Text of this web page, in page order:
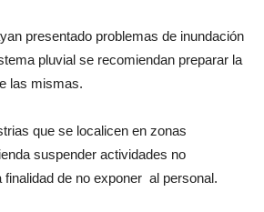
presentado problemas de inundación
pluvial se recomiendan preparar la
las mismas.
que se localicen en zonas
suspender actividades no
finalidad de no exponer al personal.